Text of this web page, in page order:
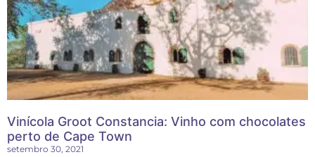
Vinícola Groot Constancia: Vinho com chocolates
perto de Cape Town
setembro 30, 2021